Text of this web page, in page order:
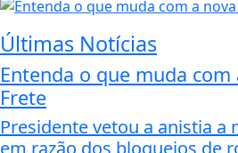
Últimas Notícias
Entenda o que muda com
Frete
Presidente vetou a anistia a
em razão dos bloqueios de